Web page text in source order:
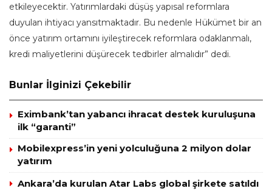
etkileyecektir. Yatırımlardaki düşüş yapısal reformlara
duyulan ihtiyacı yansıtmaktadır. Bu nedenle Hükümet bir an
önce yatırım ortamını iyileştirecek reformlara odaklanmalı,
kredi maliyetlerini düşürecek tedbirler almalıdır” dedi.
Bunlar İlginizi Çekebilir
Eximbank’tan yabancı ihracat destek kuruluşuna
ilk “garanti”
Mobilexpress’in yeni yolculuğuna 2 milyon dolar
yatırım
Ankara’da kurulan Atar Labs global şirkete satıldı